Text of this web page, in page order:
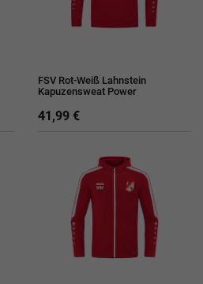
FSV Rot-Weiß Lahnstein
Kapuzensweat Power
41,99 €